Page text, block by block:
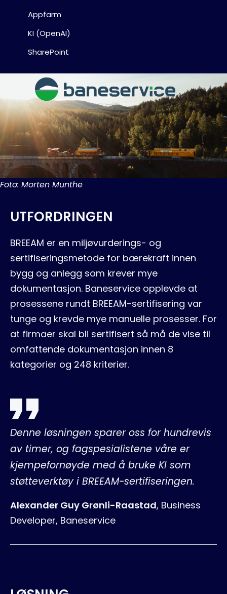
Appfarm
KI (OpenAI)
SharePoint
Foto: Morten Munthe
UTFORDRINGEN
BREEAM er en miljøvurderings- og
sertifiseringsmetode for bærekraft innen
bygg og anlegg som krever mye
dokumentasjon. Baneservice opplevde at
prosessene rundt BREEAM-sertifisering var
tunge og krevde mye manuelle prosesser. For
at firmaer skal bli sertifisert så må de vise til
omfattende dokumentasjon innen 8
kategorier og 248 kriterier.
Denne løsningen sparer oss for hundrevis
av timer, og fagspesialistene våre er
kjempefornøyde med å bruke KI som
støtteverktøy i BREEAM-sertifiseringen.
Alexander Guy Grønli-Raastad, Business
Developer, Baneservice